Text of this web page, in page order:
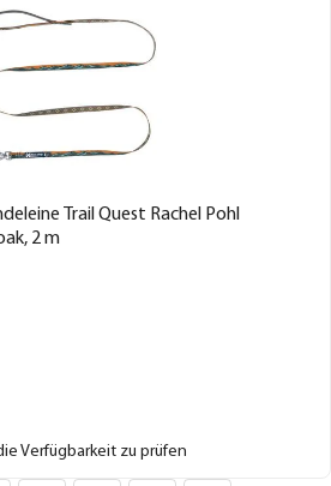
Trail Quest Rachel Pohl
2 m
Verfügbarkeit zu prüfen